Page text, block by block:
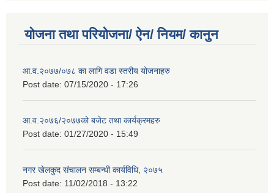
योजना तथा परियोजना/ ऐन/ नियम/ कानुन
आ.व.२०७७/०७८ का लागि वडा स्तरीय योजनाहरु
Post date: 07/15/2020 - 17:26
आ.व.२०७६/२०७७को बजेट तथा कार्यक्रमहरु
Post date: 01/27/2020 - 15:49
नगर खेलकुद संचालन सम्बन्धी कार्यविधि, २०७५
Post date: 11/02/2018 - 13:22